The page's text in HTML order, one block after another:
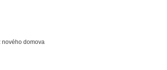
nového domova